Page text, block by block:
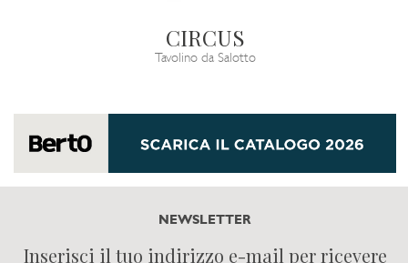
CIRCUS
Tavolino da Salotto
NEWSLETTER
Inserisci il tuo indirizzo e-mail per ricevere